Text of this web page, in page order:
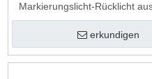
Markierungslicht-Rücklicht
erkundigen